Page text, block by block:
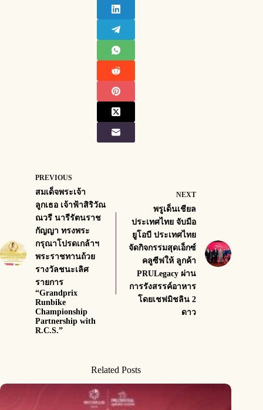
PREVIOUS
สมเด็จพระเจ้า
ลูกเธอ เจ้าฟ้าสิริวัณ
ณวรี นารีรัตนราช
กัญญา ทรงพระ
กรุณาโปรดเกล้าฯ
พระราชทานถ้วย
รางวัลชนะเลิศ
รายการ
“Grandprix
Runbike
Championship
Partnership with
R.C.S.”
NEXT
พรูเด็นเชียล
ประเทศไทย จับมือ
ยูโอบี ประเทศไทย
จัดกิจกรรมสุดเอ็กซ์
คลูซีฟให้ ลูกค้า
PRULegacy ผ่าน
การรังสรรค์อาหาร
โดยเชฟมิชลิน 2
ดาว
Related Posts